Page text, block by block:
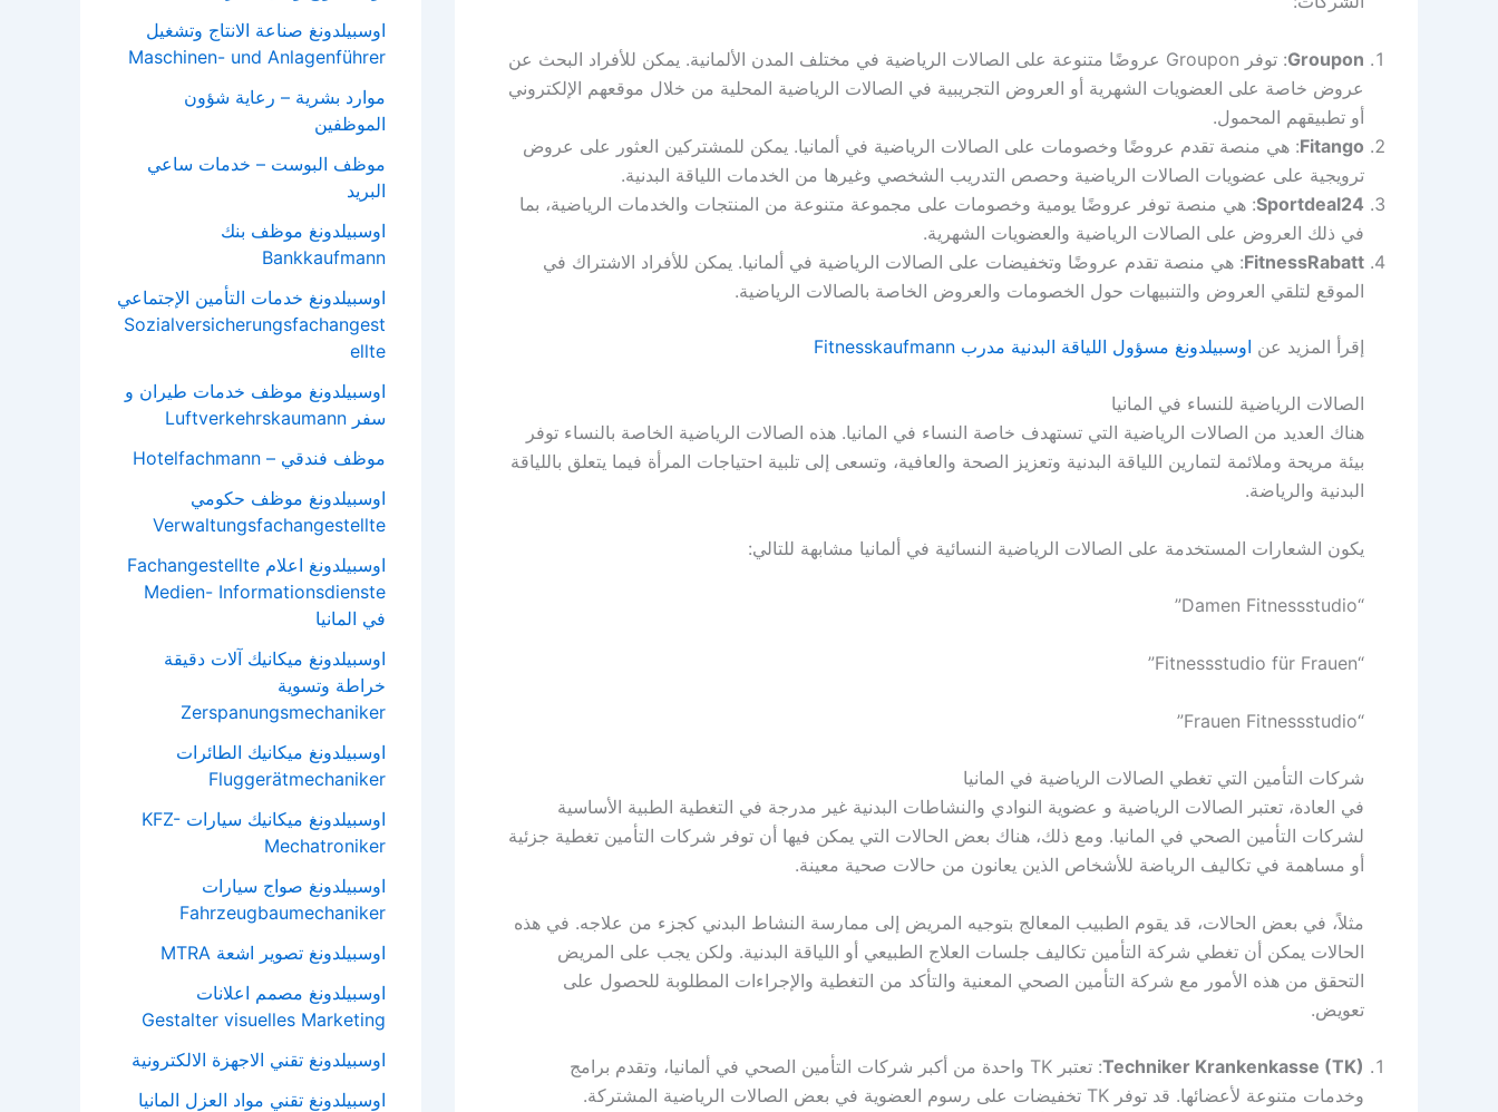
Groupon
: توفر Groupon عروضًا متنوعة على الصالات الرياضية في مختلف المدن الألمانية. يمكن للأفراد البحث عن
عروض خاصة على العضويات الشهرية أو العروض التجريبية في الصالات الرياضية المحلية من خلال موقعهم الإلكتروني
أو تطبيقهم المحمول.
Fitango: هي منصة تقدم عروضًا وخصومات على الصالات الرياضية في ألمانيا. يمكن للمشتركين العثور على عروض
ترويجية على عضويات الصالات الرياضية وحصص التدريب الشخصي وغيرها من الخدمات اللياقة البدنية.
Sportdeal24: هي منصة توفر عروضًا يومية وخصومات على مجموعة متنوعة من المنتجات والخدمات الرياضية، بما
في ذلك العروض على الصالات الرياضية والعضويات الشهرية.
FitnessRabatt: هي منصة تقدم عروضًا وتخفيضات على الصالات الرياضية في ألمانيا. يمكن للأفراد الاشتراك في
الموقع لتلقي العروض والتنبيهات حول الخصومات والعروض الخاصة بالصالات الرياضية.
إقرأ المزيد عن اوسبيلدونغ مسؤول اللياقة البدنية مدرب Fitnesskaufmann
الصالات الرياضية للنساء في المانيا
هناك العديد من الصالات الرياضية التي تستهدف خاصة النساء في المانيا. هذه الصالات الرياضية الخاصة بالنساء توفر
بيئة مريحة وملائمة لتمارين اللياقة البدنية وتعزيز الصحة والعافية، وتسعى إلى تلبية احتياجات المرأة فيما يتعلق باللياقة
البدنية والرياضة.
يكون الشعارات المستخدمة على الصالات الرياضية النسائية في ألمانيا مشابهة للتالي:
“Damen Fitnessstudio”
“Fitnessstudio für Frauen”
“Frauen Fitnessstudio”
شركات التأمين التي تغطي الصالات الرياضية في المانيا
في العادة، تعتبر الصالات الرياضية و عضوية النوادي والنشاطات البدنية غير مدرجة في التغطية الطبية الأساسية
لشركات التأمين الصحي في المانيا. ومع ذلك، هناك بعض الحالات التي يمكن فيها أن توفر شركات التأمين تغطية جزئية
أو مساهمة في تكاليف الرياضة للأشخاص الذين يعانون من حالات صحية معينة.
مثلاً، في بعض الحالات، قد يقوم الطبيب المعالج بتوجيه المريض إلى ممارسة النشاط البدني كجزء من علاجه. في هذه
الحالات يمكن أن تغطي شركة التأمين تكاليف جلسات العلاج الطبيعي أو اللياقة البدنية. ولكن يجب على المريض
التحقق من هذه الأمور مع شركة التأمين الصحي المعنية والتأكد من التغطية والإجراءات المطلوبة للحصول على
تعويض.
Techniker Krankenkasse (TK)
: تعتبر TK واحدة من أكبر شركات التأمين الصحي في ألمانيا، وتقدم برامج
وخدمات متنوعة لأعضائها. قد توفر TK تخفيضات على رسوم العضوية في بعض الصالات الرياضية المشتركة.
اوسبيلدونغ صناعة الانتاج وتشغيل
Maschinen- und Anlagenführer
موارد بشرية – رعاية شؤون
الموظفين
موظف البوست – خدمات ساعي
البريد
اوسبيلدونغ موظف بنك
Bankkaufmann
اوسبيلدونغ خدمات التأمين الإجتماعي
Sozialversicherungsfachangest
ellte
اوسبيلدونغ موظف خدمات طيران و
سفر Luftverkehrskaumann
موظف فندقي – Hotelfachmann
اوسبيلدونغ موظف حكومي
Verwaltungsfachangestellte
اوسبيلدونغ اعلام Fachangestellte
Medien- Informationsdienste
في المانيا
اوسبيلدونغ ميكانيك آلات دقيقة
خراطة وتسوية
Zerspanungsmechaniker
اوسبيلدونغ ميكانيك الطائرات
Fluggerätmechaniker
اوسبيلدونغ ميكانيك سيارات KFZ-
Mechatroniker
اوسبيلدونغ صواج سيارات
Fahrzeugbaumechaniker
اوسبيلدونغ تصوير اشعة MTRA
اوسبيلدونغ مصمم اعلانات
Gestalter visuelles Marketing
اوسبيلدونغ تقني الاجهزة الالكترونية
اوسبيلدونغ تقني مواد العزل المانيا